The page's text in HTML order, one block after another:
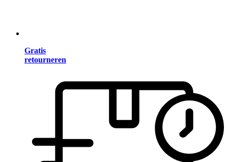
Gratis
retourneren